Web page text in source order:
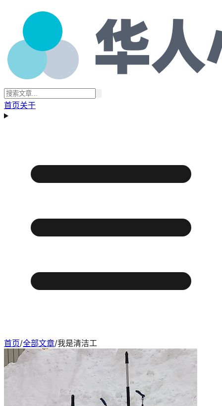
首页关于
首页/全部文章/我是清洁工